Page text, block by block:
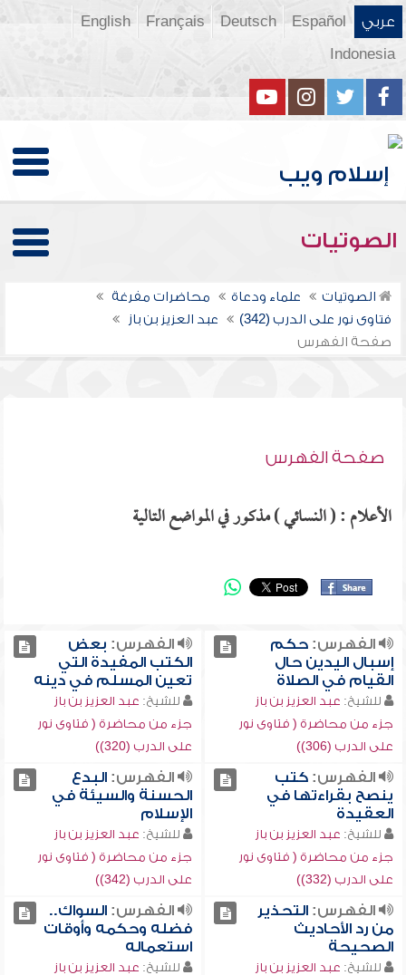
عربي Español
Deutsch
Français
English
Indonesia
الصوتيات
الصوتيات علماء ودعاة
محاضرات مفرغة
فتاوى نور على الدرب (342)
عبد العزيز بن باز
صفحة الفهرس
صفحة الفهرس
الأعلام : ( النسائي ) مذكور في المواضع التالية
الفهرس:حكم
إسبال اليدين حال
القيام في الصلاة
للشيخ: عبد العزيز بن باز
جزء من محاضرة ( فتاوى نور
على الدرب (306))
الفهرس: بعض
الكتب المفيدة التي
تعين المسلم في دينه
للشيخ: عبد العزيز بن باز
جزء من محاضرة ( فتاوى نور
على الدرب (320))
الفهرس:كتب
ينصح بقراءتها في
العقيدة
للشيخ: عبد العزيز بن باز
جزء من محاضرة ( فتاوى نور
على الدرب (332))
الفهرس:البدع
الحسنة والسيئة في
الإسلام
للشيخ: عبد العزيز بن باز
جزء من محاضرة ( فتاوى نور
على الدرب (342))
الفهرس:التحذير
من رد الأحاديث
الصحيحة
للشيخ: عبد العزيز بن باز
الفهرس:السواك..
فضله وحكمه وأوقات
استعماله
للشيخ: عبد العزيز بن باز